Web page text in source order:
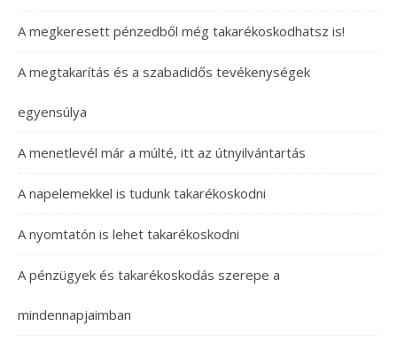
A megkeresett pénzedből még takarékoskodhatsz is!
A megtakarítás és a szabadidős tevékenységek
egyensúlya
A menetlevél már a múlté, itt az útnyilvántartás
A napelemekkel is tudunk takarékoskodni
A nyomtatón is lehet takarékoskodni
A pénzügyek és takarékoskodás szerepe a
mindennapjaimban